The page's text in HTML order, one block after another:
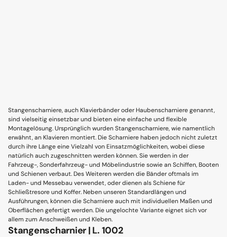
Stangenscharniere, auch Klavierbänder oder Haubenscharniere genannt,
sind vielseitig einsetzbar und bieten eine einfache und flexible
Montagelösung. Ursprünglich wurden Stangenscharniere, wie namentlich
erwähnt, an Klavieren montiert. Die Scharniere haben jedoch nicht zuletzt
durch ihre Länge eine Vielzahl von Einsatzmöglichkeiten, wobei diese
natürlich auch zugeschnitten werden können. Sie werden in der
Fahrzeug-, Sonderfahrzeug- und Möbelindustrie sowie an Schiffen, Booten
und Schienen verbaut. Des Weiteren werden die Bänder oftmals im
Laden- und Messebau verwendet, oder dienen als Schiene für
Schließtresore und Koffer. Neben unseren Standardlängen und
Ausführungen, können die Scharniere auch mit individuellen Maßen und
Oberflächen gefertigt werden. Die ungelochte Variante eignet sich vor
allem zum Anschweißen und Kleben.
Stangenscharnier | L. 1002